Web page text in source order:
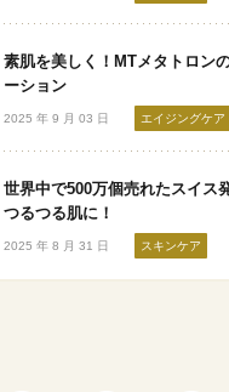
素肌を美しく！MTメタトロン
ーション
2025 年 9 月 03 日 エイジングケア
世界中で500万個売れたスイス
つるつる肌に！
2025 年 8 月 31 日 スキンケア